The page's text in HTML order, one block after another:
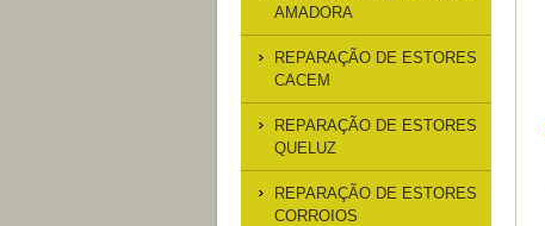
AMADORA
REPARAÇÃO DE ESTORES
CACEM
REPARAÇÃO DE ESTORES
QUELUZ
REPARAÇÃO DE ESTORES
CORROIOS